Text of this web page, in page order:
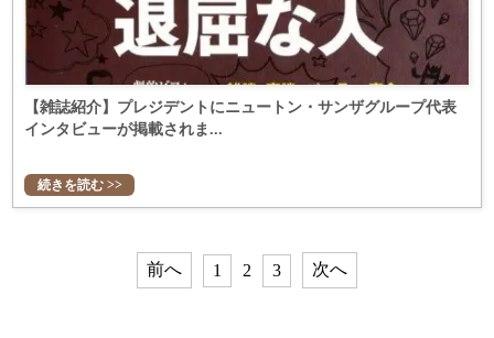
【雑誌紹介】プレジデントにニュートン・サンザグループ代表
インタビューが掲載されま...
続きを読む >>
前へ 1 2 3 次へ